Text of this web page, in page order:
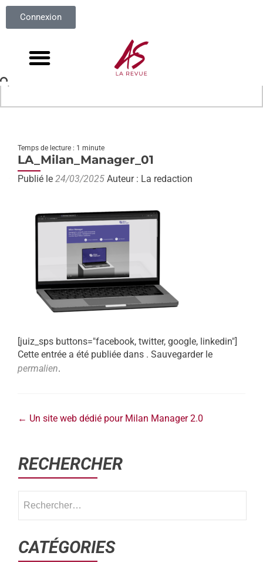
Connexion
Temps de lecture : 1 minute
LA_Milan_Manager_01
Publié le 24/03/2025 Auteur : La redaction
[juiz_sps buttons="facebook, twitter, google, linkedin"]
Cette entrée a été publiée dans . Sauvegarder le
permalien.
← Un site web dédié pour Milan Manager 2.0
RECHERCHER
CATÉGORIES